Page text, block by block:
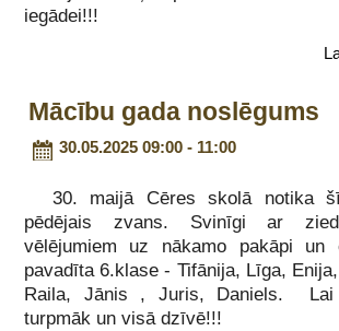
iegādei!!!
Mācību gada noslēgums
30.05.2025 09:00 - 11:00
30. maijā Cēres skolā notika
pēdējais zvans. Svinīgi ar
vēlējumiem uz nākamo pakāpi
pavadīta 6.klase - Tifānija, Līga,
Raila, Jānis , Juris, Daniels. Lai
turpmāk un visā dzīvē!!!